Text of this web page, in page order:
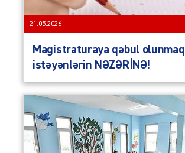
21.05.2026
Magistraturaya qəbul olunmaq
istəyənlərin NƏZƏRİNƏ!